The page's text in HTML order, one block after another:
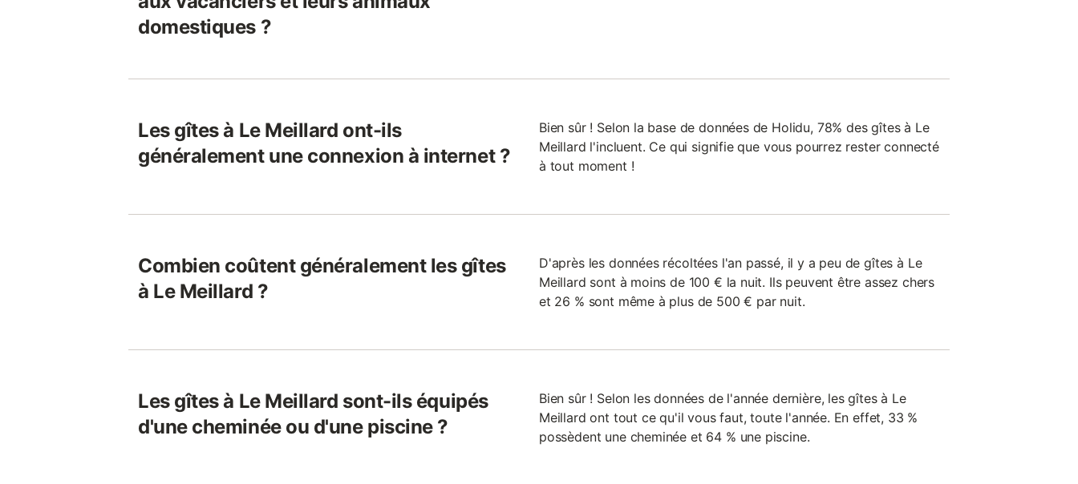
domestiques ?
Les gîtes à Le Meillard ont-ils
généralement une connexion à internet ?
Bien sûr ! Selon la base de données de Holidu, 78% des gîtes à Le
Meillard l'incluent. Ce qui signifie que vous pourrez rester connecté
à tout moment !
Combien coûtent généralement les gîtes
à Le Meillard ?
D'après les données récoltées l'an passé, il y a peu de gîtes à Le
Meillard sont à moins de 100 € la nuit. Ils peuvent être assez chers
et 26 % sont même à plus de 500 € par nuit.
Les gîtes à Le Meillard sont-ils équipés
d'une cheminée ou d'une piscine ?
Bien sûr ! Selon les données de l'année dernière, les gîtes à Le
Meillard ont tout ce qu'il vous faut, toute l'année. En effet, 33 %
possèdent une cheminée et 64 % une piscine.